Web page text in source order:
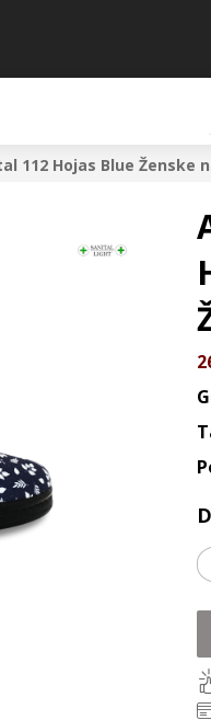
112 Hojas Blue Ženske